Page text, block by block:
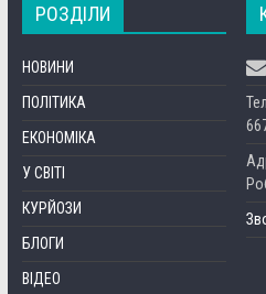
РОЗДІЛИ
НОВИНИ
ПОЛІТИКА
ЕКОНОМІКА
У СВІТІ
КУРЙОЗИ
БЛОГИ
ВІДЕО